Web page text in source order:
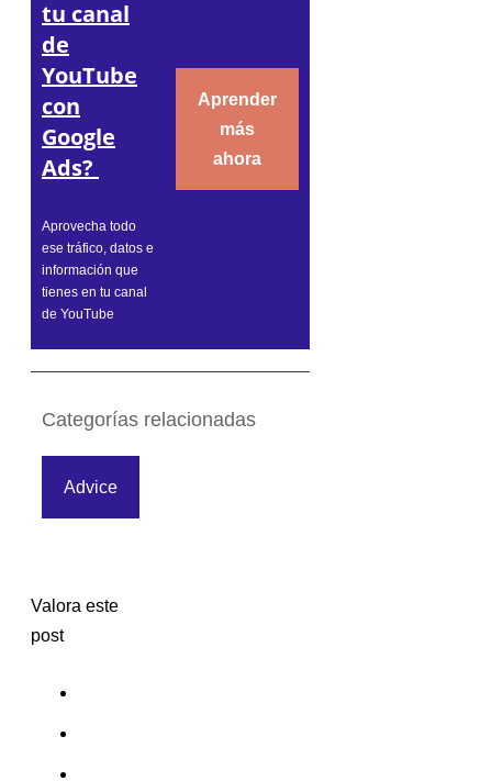
tu canal
de
YouTube
con
Google
Ads?
Aprovecha todo
ese tráfico, datos e
información que
tienes en tu canal
de YouTube
Aprender
más
ahora
Categorías relacionadas
Advice
Valora este
post